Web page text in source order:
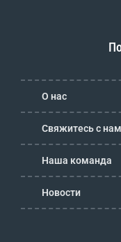
О нас
Свяжитесь с
Наша команда
Новости